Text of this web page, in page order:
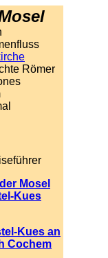
Römer
Mosel
Kues
Kues an
Cochem